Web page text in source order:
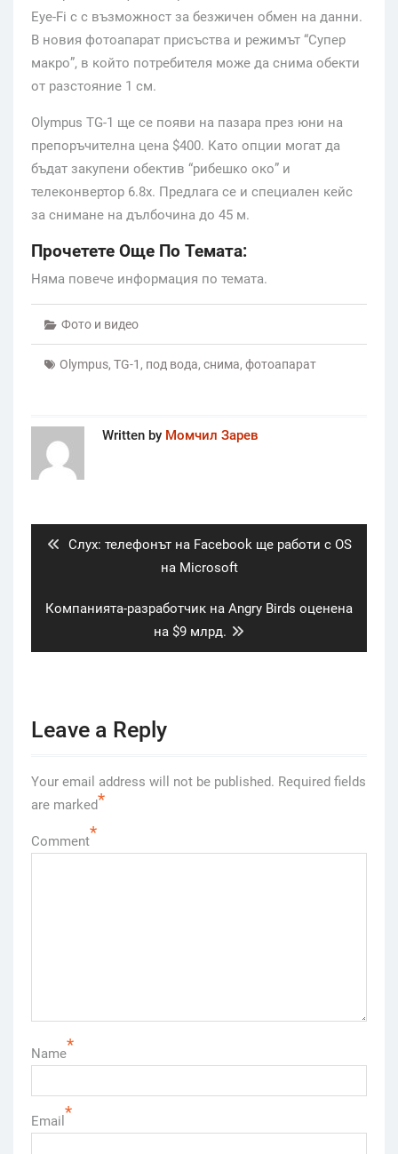
Eye-Fi с с възможност за безжичен обмен на данни.
В новия фотоапарат присъства и режимът “Супер
макро”, в който потребителя може да снима обекти
от разстояние 1 см.
Olympus TG-1 ще се появи на пазара през юни на
препоръчителна цена $400. Като опции могат да
бъдат закупени обектив “рибешко око” и
телеконвертор 6.8x. Предлага се и специален кейс
за снимане на дълбочина до 45 м.
Прочетете Още По Темата:
Няма повече информация по темата.
Фото и видео
Olympus, TG-1 , под вода, снима, фотоапарат
Written by Момчил Зарев
Previous
Слух: телефонът на Facebook ще работи с OS
на Microsoft
Next
Компанията-разработчик на Angry Birds оценена
на $9 млрд.
Leave a Reply
Your email address will not be published. Required fields
are marked*
Comment*
Name*
Email *